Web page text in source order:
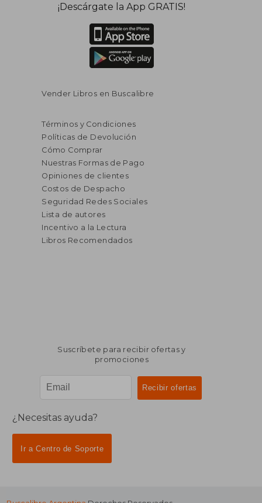
¡Descárgate la App GRATIS!
Vender Libros en Buscalibre
Términos y Condiciones
Políticas de Devolución
Cómo Comprar
Nuestras Formas de Pago
Opiniones de clientes
Costos de Despacho
Seguridad Redes Sociales
Lista de autores
Incentivo a la Lectura
Libros Recomendados
Suscríbete para recibir ofertas y
promociones
¿Necesitas ayuda?
Ir a Centro de Soporte